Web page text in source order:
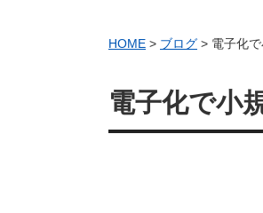
HOME > ブログ > 電子化
電子化で小